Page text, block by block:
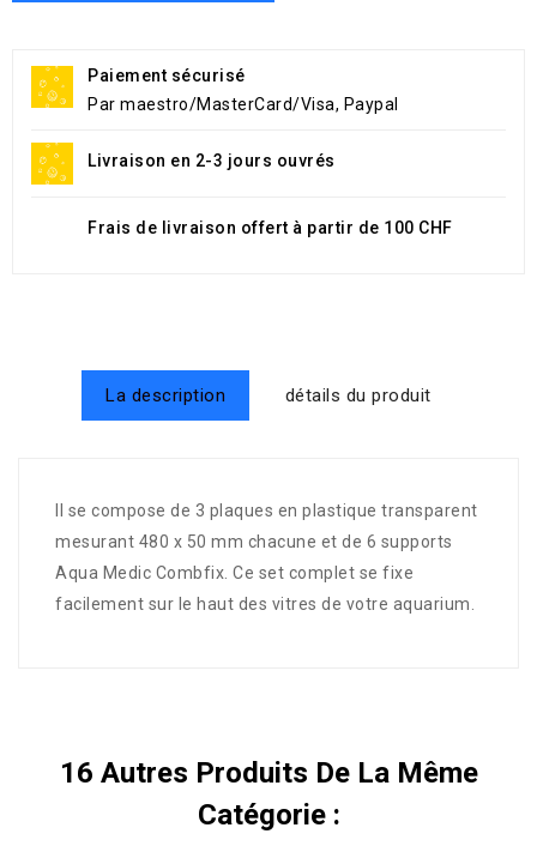
Paiement sécurisé
Par maestro/MasterCard/Visa, Paypal
Livraison en 2-3 jours ouvrés
Frais de livraison offert à partir de 100 CHF
La description détails du produit
Il se compose de 3 plaques en plastique transparent
mesurant 480 x 50 mm chacune et de 6 supports
Aqua Medic Combfix. Ce set complet se fixe
facilement sur le haut des vitres de votre aquarium.
16 Autres Produits De La Même
Catégorie :